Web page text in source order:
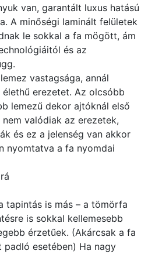
van, garantált luxus hatású
A minőségi laminált felületek
le sokkal a fa mögött, ám
és az
vastagsága, annál
erezetet. Az olcsóbb
lemezű dekor ajtóknál első
valódiak az erezetek,
és ez a jelenség van akkor
nyomtatva a fa nyomdai
tapintás is más – a tömörfa
is sokkal kellemesebb
érzetűek. (Akárcsak a fa
esetében) Ha nagy